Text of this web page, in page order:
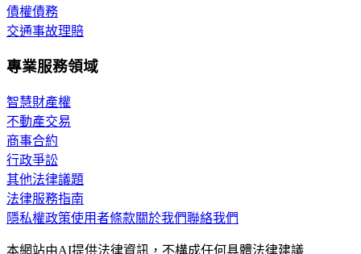
債權債務
交通事故理賠
專業服務領域
智慧財產權
不動產交易
商事合約
行政爭訟
其他法律議題
法律服務指南
隱私權政策使用者條款關於我們聯絡我們
本網站由AI提供法律資訊，不構成任何具體法律建議